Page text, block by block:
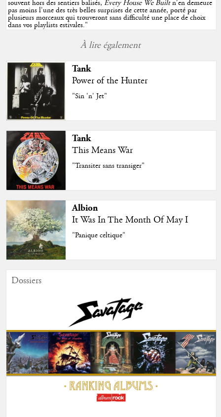
souvent hors des sentiers balisés,Every House We Builtn'en demeure
pas moins l'une des très belles surprises de cette année, porté par
plusieurs morceaux qui trouveront sans difficulté une place de choix
dans vos playlists estivales."
À lire également
Tank
Power of the Hunter
"Sin 'n' Jet"
Tank
This Means War
"Transiter sans transiger"
Albion
It Was In The Month Of May I
"Panique celtique"
Dossiers